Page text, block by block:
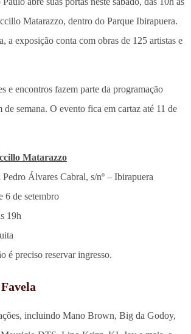
Matarazzo, dentro do Parque Ibirapuera.
a exposição conta com obras de 125 artistas e
e encontros fazem parte da programação
semana. O evento fica em cartaz até 11 de
Matarazzo
Álvares Cabral, s/nº – Ibirapuera
6 de setembro
19h
é preciso reservar ingresso.
incluindo Mano Brown, Big da Godoy,